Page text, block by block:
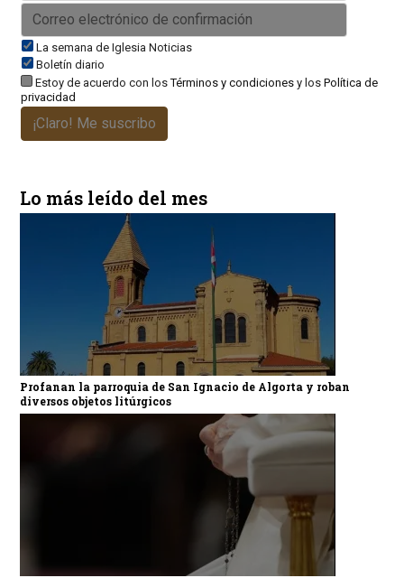
La semana de Iglesia Noticias
Boletín diario
Estoy de acuerdo con losTérminos y condicionesy los Política de
privacidad
¡Claro! Me suscribo
Lo más leído del mes
Profanan la parroquia de San Ignacio de Algorta y roban
diversos objetos litúrgicos